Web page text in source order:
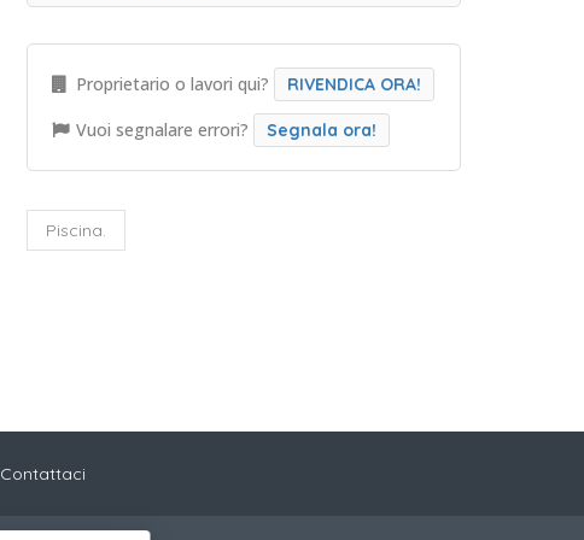
Proprietario o lavori qui? RIVENDICA ORA!
Vuoi segnalare errori? Segnala ora!
Piscina.
Contattaci